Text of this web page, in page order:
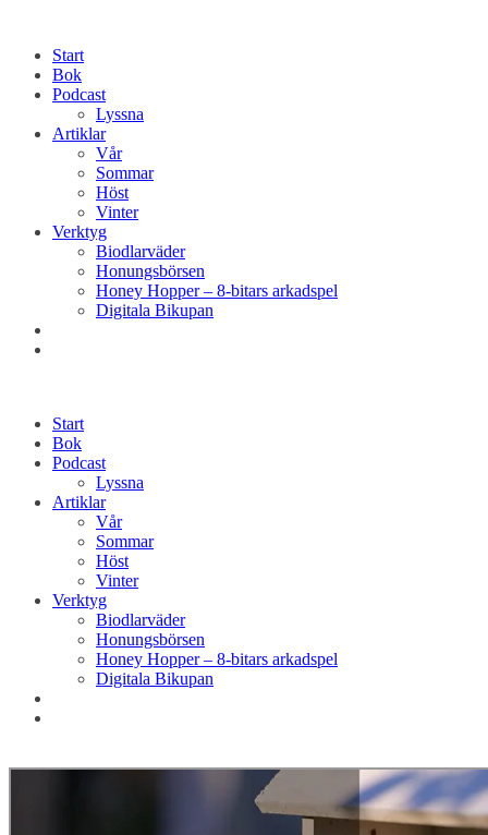
Start
Bok
Podcast
Lyssna
Artiklar
Vår
Sommar
Höst
Vinter
Verktyg
Biodlarväder
Honungsbörsen
Honey Hopper – 8-bitars arkadspel
Digitala Bikupan
Start
Bok
Podcast
Lyssna
Artiklar
Vår
Sommar
Höst
Vinter
Verktyg
Biodlarväder
Honungsbörsen
Honey Hopper – 8-bitars arkadspel
Digitala Bikupan